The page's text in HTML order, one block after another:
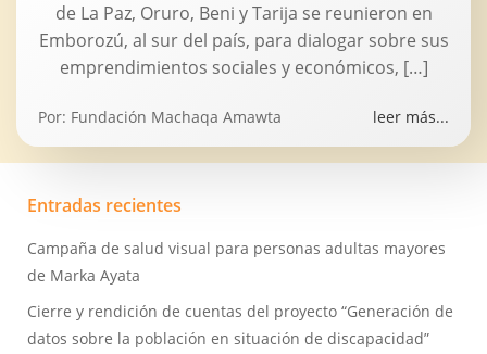
de La Paz, Oruro, Beni y Tarija se reunieron en
Emborozú, al sur del país, para dialogar sobre sus
emprendimientos sociales y económicos, […]
Por: Fundación Machaqa Amawta leer más...
Entradas recientes
Campaña de salud visual para personas adultas mayores
de Marka Ayata
Cierre y rendición de cuentas del proyecto “Generación de
datos sobre la población en situación de discapacidad”